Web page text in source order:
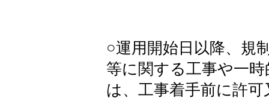
○運用開始日以降、規
等に関する工事や一
は、工事着手前に許